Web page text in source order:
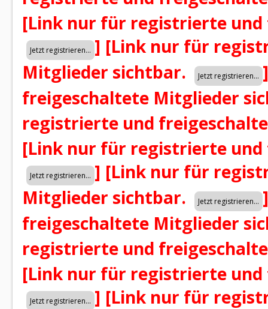
[Link nur für registrierte
] [Link nur für
Mitglieder sichtbar.
]
freigeschaltete Mitglieder
registrierte und
[Link nur für registrierte
] [Link nur für
Mitglieder sichtbar.
]
freigeschaltete Mitglieder
registrierte und
[Link nur für registrierte
] [Link nur für